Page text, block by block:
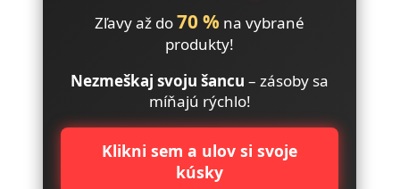
Zľavy až do70 % na vybrané
produkty!
Nezmeškaj svoju šancu – zásoby sa
míňajú rýchlo!
Klikni sem a ulov si svoje
kúsky